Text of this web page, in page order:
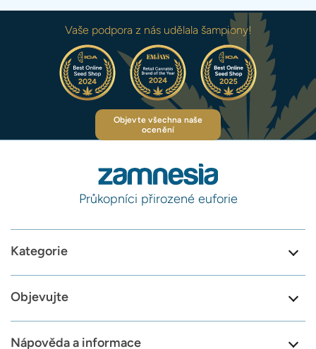
Vaše podpora z nás udělala šampiony!
Objevte všechna naše
ocenění
Průkopníci přirozené euforie
Kategorie
Objevujte
Nápověda a informace